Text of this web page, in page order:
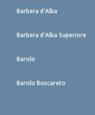
Barbera d'Alba
Barbera d'Alba Superiore
Barolo
Barolo Boscareto